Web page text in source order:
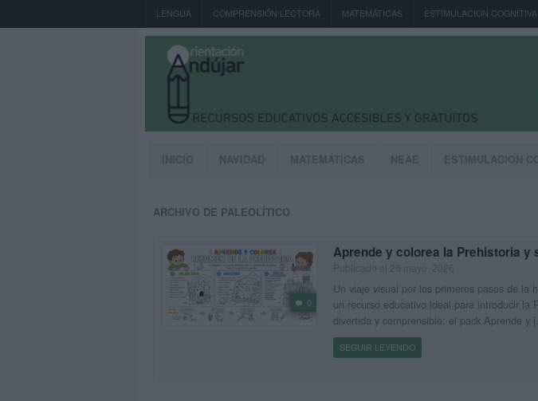
LENGUA COMPRENSIÓN LECTORA MATEMÁTICAS ESTIMULACION COGNITIVA
INICIO NAVIDAD MATEMÁTICAS NEAE ESTIMULACION
ARCHIVO DE PALEOLÍTICO
0
Aprende y colorea la Prehistoria y
Un viaje visual por los primeros pasos de la
un recurso educativo ideal para introducir la
divertida y comprensible: el pack Aprende y
SEGUIR LEYENDO